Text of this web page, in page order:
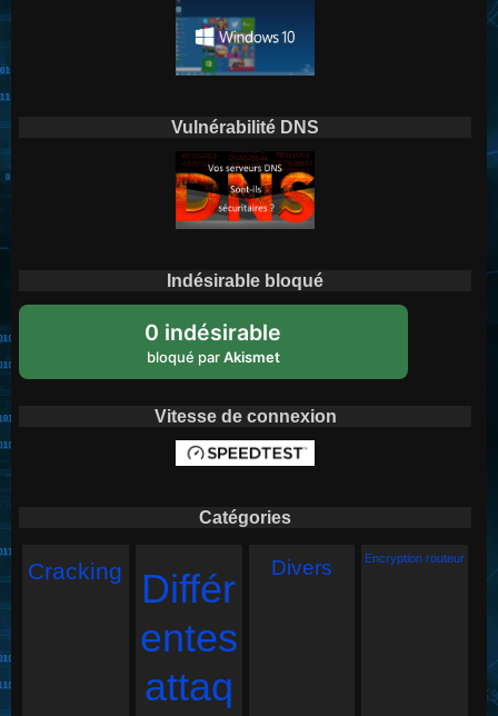
Vulnérabilité DNS
Indésirable bloqué
0 indésirable
bloqué parAkismet
Vitesse de connexion
Catégories
Cracking
Différ
entes
attaq
Divers Encryption routeur